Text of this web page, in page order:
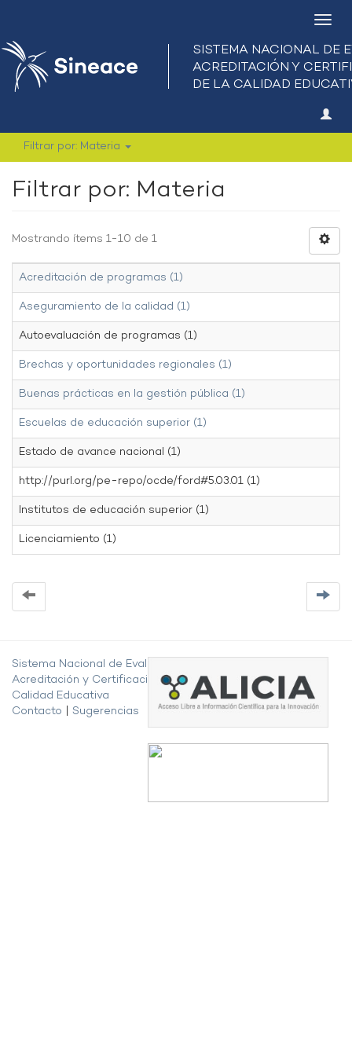
Filtrar por: Materia
Filtrar por: Materia
Mostrando ítems 1-10 de 1
Acreditación de programas (1)
Aseguramiento de la calidad (1)
Autoevaluación de programas (1)
Brechas y oportunidades regionales (1)
Buenas prácticas en la gestión pública (1)
Escuelas de educación superior (1)
Estado de avance nacional (1)
http://purl.org/pe-repo/ocde/ford#5.03.01 (1)
Institutos de educación superior (1)
Licenciamiento (1)
Sistema Nacional de Evaluación,
Acreditación y Certificación de la
Calidad Educativa
Contacto
Sugerencias